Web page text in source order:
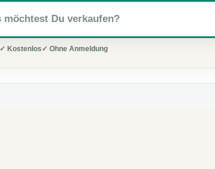
✓ Kostenlos ✓ Ohne Anmeldung